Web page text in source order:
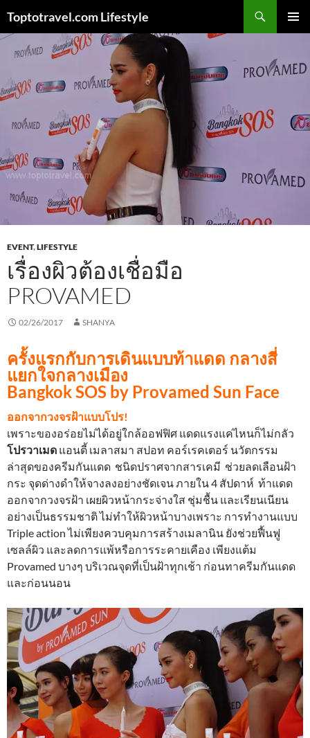
content
Toptotravel.com Lifestyle
EVENT,LIFESTYLE
เรื่องผิวต้องเชื่อมือ
PROVAMED
02/26/2017 SHANYA
ครั้งแรกกับการเดินแบบท้าแดด กลางสี่
แยกใจกลางเมือง
Bangkok SOS by Provamed Sun Face
ออกจากวงจรฝ้าแบบโปร!
เพราะของอร่อยไม่ได้อยู่ใกล้ออฟฟิศ แดดแรงแค่ไหนก็ไม่กลัว
โปรวาเมด แอนตี้ เมลาสมา สปอท คอร์เรคเตอร์ นวัตกรรม
ล่าสุดของครีมกันแดด ชนิดปราศจากสารเคมี ช่วยลดเลือนฝ้า
กระ จุดด่างดำให้จางลงอย่างชัดเจน ภายใน 4 สัปดาห์ ท้าแดด
ออกจากวงจรฝ้า เผยผิวหน้ากระจ่างใส ชุ่มชื้น และเรียนเนียน
อย่างเป็นธรรมชาติ ไม่ทำให้ผิวหน้าบางเพราะ การทำงานแบบ
Triple action ไม่เพียงควบคุมการสร้างเมลานิน ยังช่วยฟื้นฟู
เซลล์ผิว และลดการแพ้หรือการระคายเคือง เพียงแต้ม
Provamed บางๆ บริเวณจุดที่เป็นฝ้าทุกเช้า ก่อนทาครีมกันแดด
และก่อนนอน